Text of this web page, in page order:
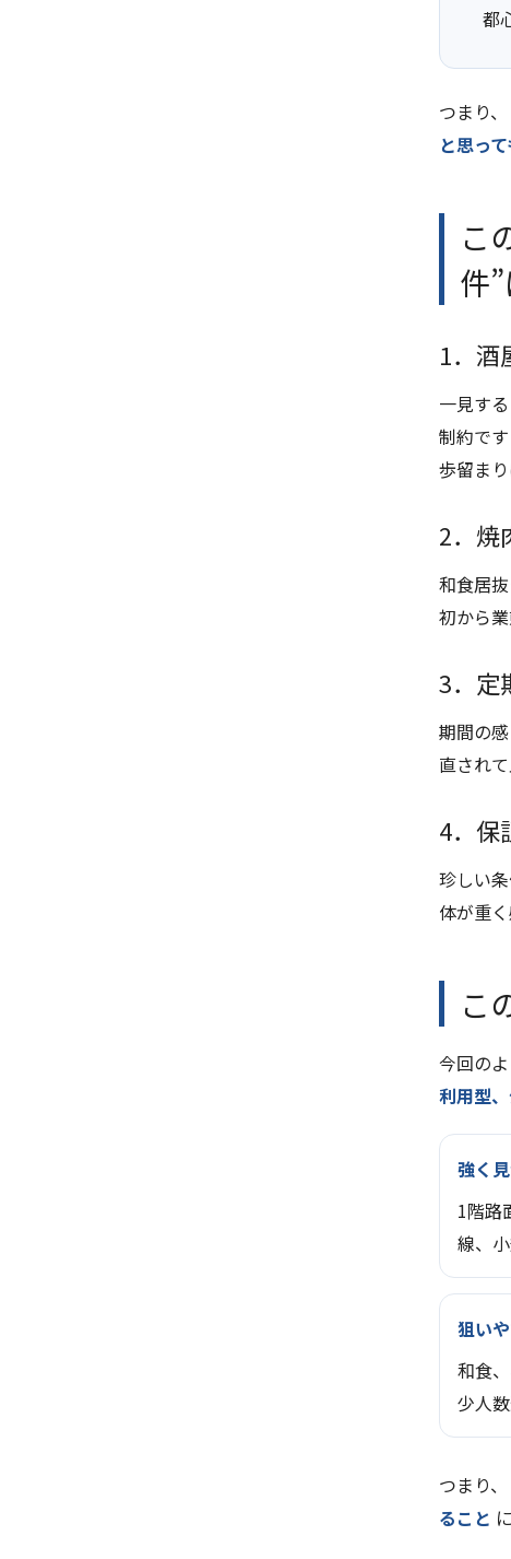
都
つまり、
と思っ
こ
件
1．酒
一見す
制約で
歩留まり
2．焼
和食居
初から
3．定
期間の
直され
4．保
珍しい
体が重
こ
今回の
利用型
強く
1階路
線、
狙い
和食
少人
つまり、
ること